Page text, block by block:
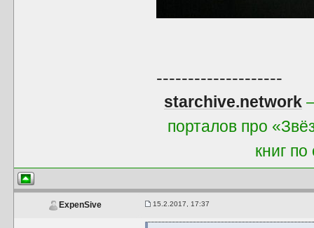
--------------------
starchive.network
порталов про
книг
ExpenSive 15.2.2017, 17:37